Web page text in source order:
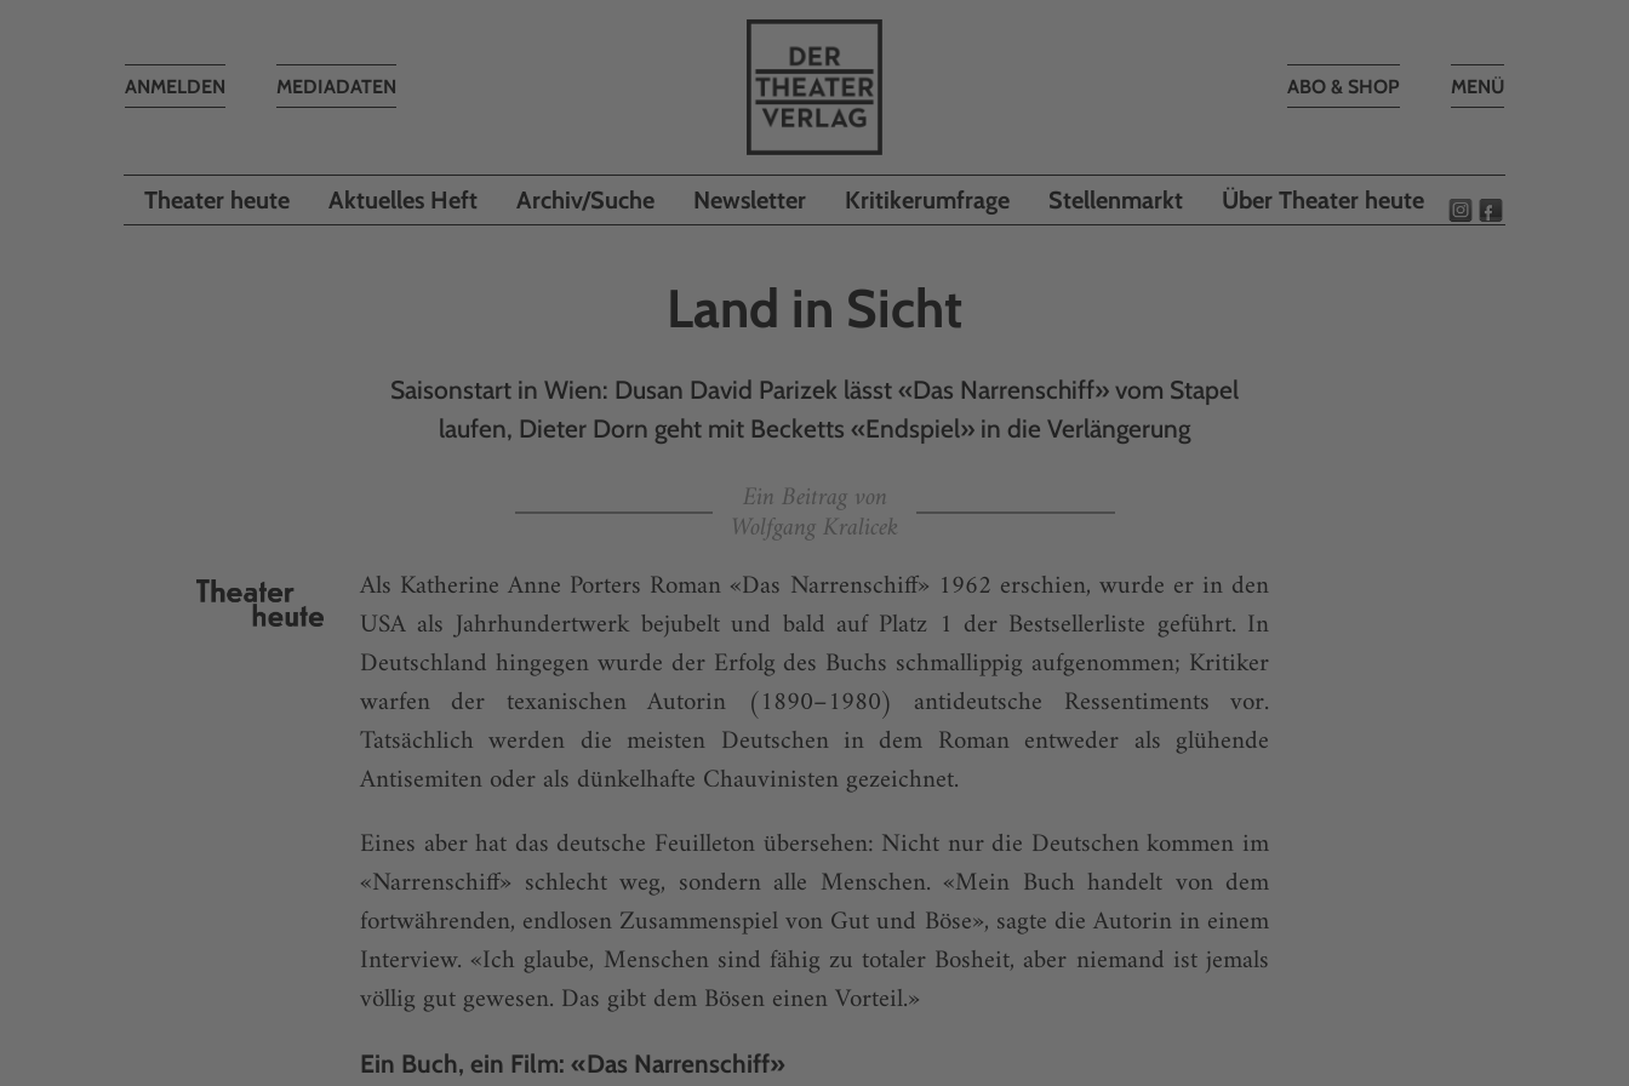
Toggle
MENÜ
ABO & SHOP
MEDIADATEN
Toggle
ANMELDEN
Theater heute Aktuelles Heft Archiv/Suche Newsletter Kritikerumfrage Stellenmarkt Über Theater heute
Land in Sicht
Saisonstart in Wien: Dusan David Parizek lässt «Das Narrenschiff» vom Stapel
laufen, Dieter Dorn geht mit Becketts «Endspiel» in die Verlängerung
Ein Beitrag von
Wolfgang Kralicek
Als Katherine Anne Porters Roman «Das Narrenschiff» 1962 erschien, wurde er in den
USA als Jahrhundertwerk bejubelt und bald auf Platz 1 der Bestsellerliste geführt. In
Deutschland hingegen wurde der Erfolg des Buchs schmallippig aufgenommen; Kritiker
warfen der texanischen Autorin (1890–1980) antideutsche Ressentiments vor.
Tatsächlich werden die meisten Deutschen in dem Roman entweder als glühende
Antisemiten oder als dünkelhafte Chauvinisten gezeichnet.
Eines aber hat das deutsche Feuilleton übersehen: Nicht nur die Deutschen kommen im
«Narrenschiff» schlecht weg, sondern alle Menschen. «Mein Buch handelt von dem
fortwährenden, endlosen Zusammen­spiel von Gut und Böse», sagte die Autorin in einem
Interview. «Ich glaube, Menschen sind fähig zu totaler Bosheit, aber niemand ist jemals
völlig gut gewesen. Das gibt dem Bösen einen Vorteil.»
Ein Buch, ein Film: «Das Narrenschiff»